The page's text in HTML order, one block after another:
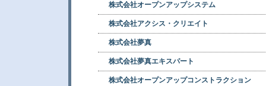
株式会社オープンアップシステム
株式会社アクシス・クリエイト
株式会社夢真
株式会社夢真エキスパート
株式会社オープンアップコンストラクション